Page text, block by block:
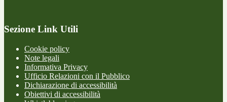
Sezione Link Utili
Cookie policy
Note legali
Informativa Privacy
Ufficio Relazioni con il Pubblico
Dichiarazione di accessibilità
Obiettivi di accessibilità